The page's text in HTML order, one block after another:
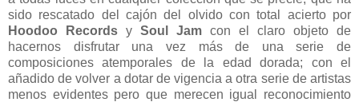
sido rescatado del cajón del olvido con total acierto por
Hoodoo Records y Soul Jam con el claro objeto de
hacernos disfrutar una vez más de una serie de
composiciones atemporales de la edad dorada; con el
añadido de volver a dotar de vigencia a otra serie de artistas
menos evidentes pero que merecen igual reconocimiento